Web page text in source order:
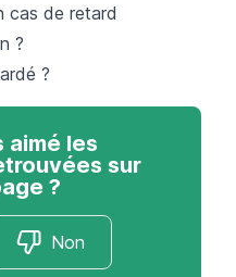
cas de retard
?
?
aimé les
sur
?
Non